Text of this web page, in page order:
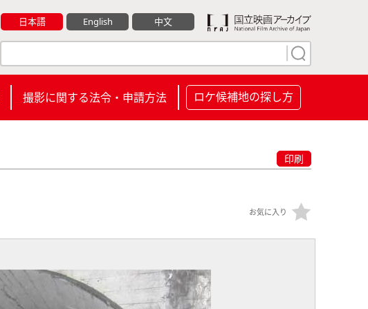
日本語 English 中文
撮影に関する法令・申請方法 ロケ候補地の探し方
印刷
お気に入り